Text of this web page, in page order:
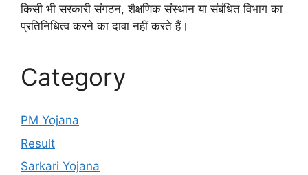
किसी भी सरकारी संगठन, शैक्षणिक संस्थान या संबंधित विभाग का
प्रतिनिधित्व करने का दावा नहीं करते हैं।
Category
PM Yojana
Result
Sarkari Yojana